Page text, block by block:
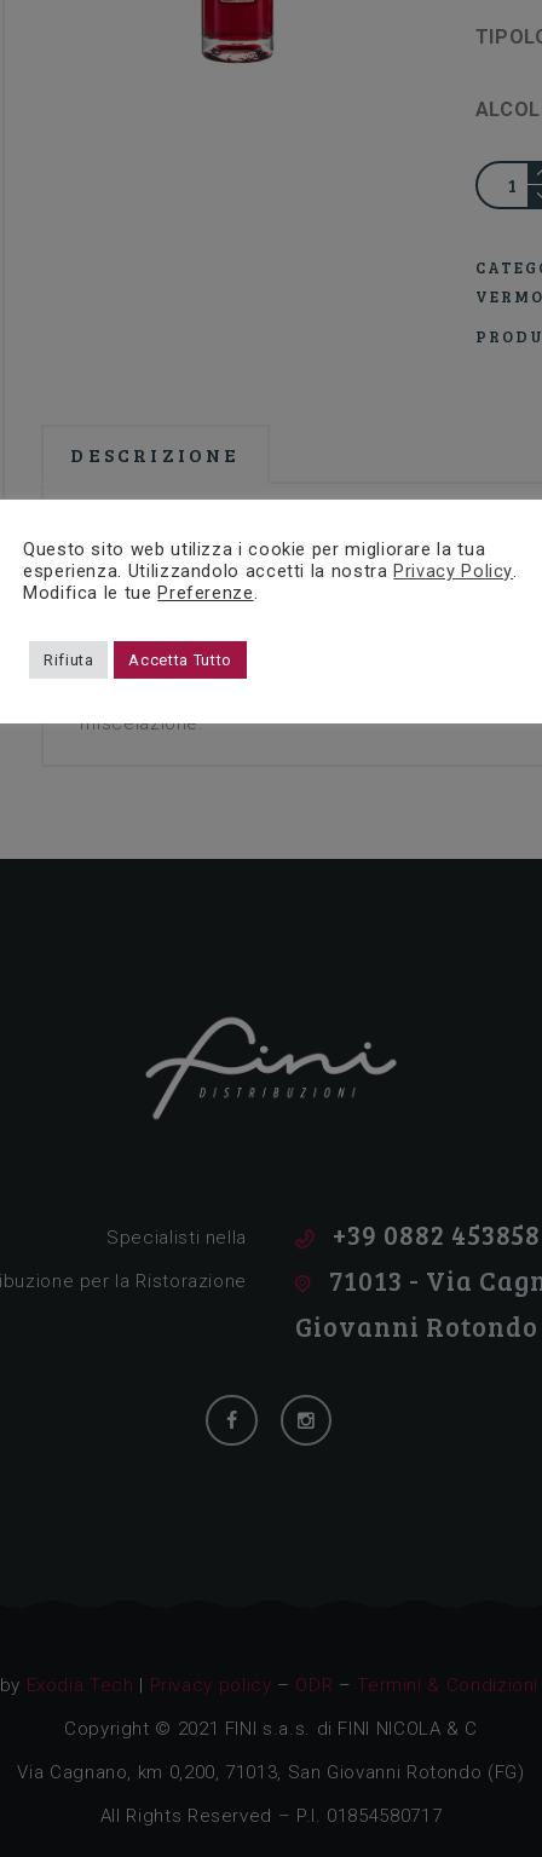
DESCRIZIONE
Bitter, dal colore rosso rubino, offre sensazioni
carciofo ed elicriso. Intenso ed armonioso, con
ed un finale delicato ed amaricante, con leggere
degusta con ghiaccio, con aggiunta di soda ma
miscelazione.
+39 0882 453858
71013 - Via
Giovanni Rotondo
Specialisti nella
per la Ristorazione
Exodia.Tech | Privacy policy – ODR –Termini &
Copyright © 2021 FINI s.a.s. di FINI NICOLA & C
Via Cagnano, km 0,200, 71013, San Giovanni Rotondo (FG)
All Rights Reserved – P.I. 01854580717
Questo sito web utilizza i cookie per migliorare la tua
esperienza. Utilizzandolo accetti la nostraPrivacy Policy
Modifica le tuePreferenze
Rifiuta Accetta Tutto